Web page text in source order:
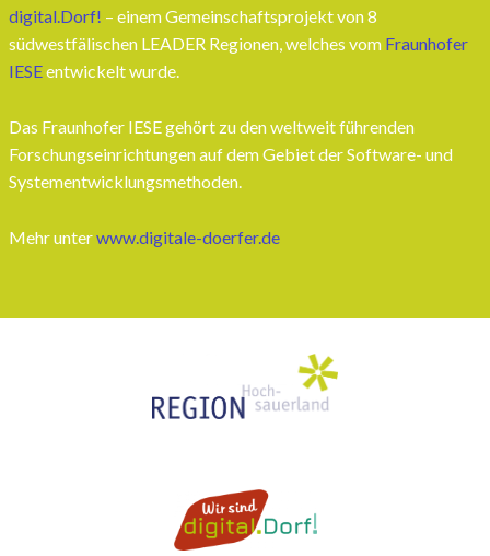
digital.Dorf! – einem Gemeinschaftsprojekt von 8
südwestfälischen LEADER Regionen, welches vom Fraunhofer
IESEentwickelt wurde.
Das Fraunhofer IESE gehört zu den weltweit führenden
Forschungseinrichtungen auf dem Gebiet der Software- und
Systementwicklungsmethoden.
Mehr unterwww.digitale-doerfer.de